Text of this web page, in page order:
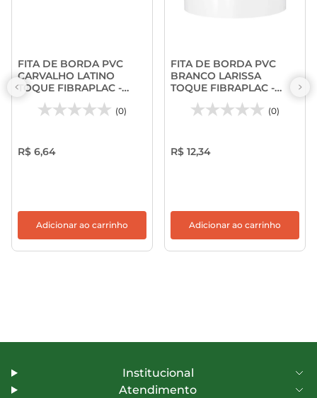
FITA DE BORDA PVC
CARVALHO LATINO
TOQUE FIBRAPLAC -
PROADEC
(0)
R$ 6,64
Adicionar ao carrinho
FITA DE BORDA PVC
BRANCO LARISSA
TOQUE FIBRAPLAC -
PROADEC
(0)
R$ 12,34
Adicionar ao carrinho
Institucional
Atendimento